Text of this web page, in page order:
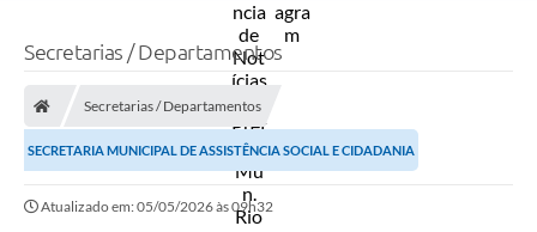
Transparência
Secretarias / Departamentos
Secretarias / Departamentos
SECRETARIA MUNICIPAL DE ASSISTÊNCIA SOCIAL E CIDADANIA
Atualizado em: 05/05/2026 às 09h32